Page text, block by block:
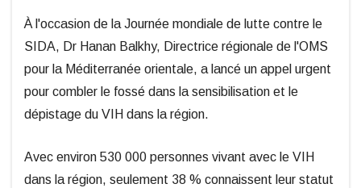
À l'occasion de la Journée mondiale de lutte contre le
SIDA, Dr Hanan Balkhy, Directrice régionale de l'OMS
pour la Méditerranée orientale, a lancé un appel urgent
pour combler le fossé dans la sensibilisation et le
dépistage du VIH dans la région.
Avec environ 530 000 personnes vivant avec le VIH
dans la région, seulement 38 % connaissent leur statut